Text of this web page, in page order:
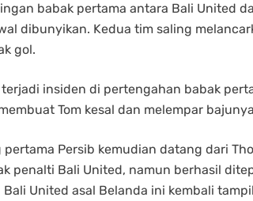
babak pertama antara Bali United
dibunyikan. Kedua tim saling
gol.
insiden di pertengahan babak
Tom kesal dan melempar
pertama Persib kemudian datang dari
penalti Bali United, namun berhasil
United asal Belanda ini kembali